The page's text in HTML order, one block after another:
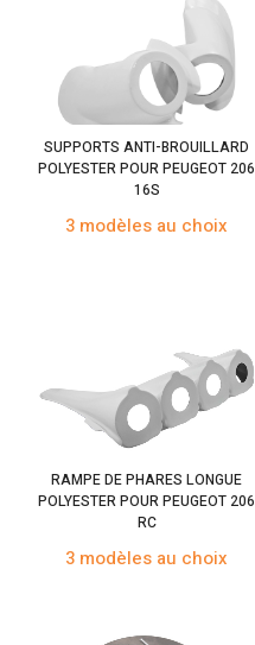
SUPPORTS ANTI-BROUILLARD
POLYESTER POUR PEUGEOT 206
16S
3 modèles au choix
RAMPE DE PHARES LONGUE
POLYESTER POUR PEUGEOT 206
RC
3 modèles au choix